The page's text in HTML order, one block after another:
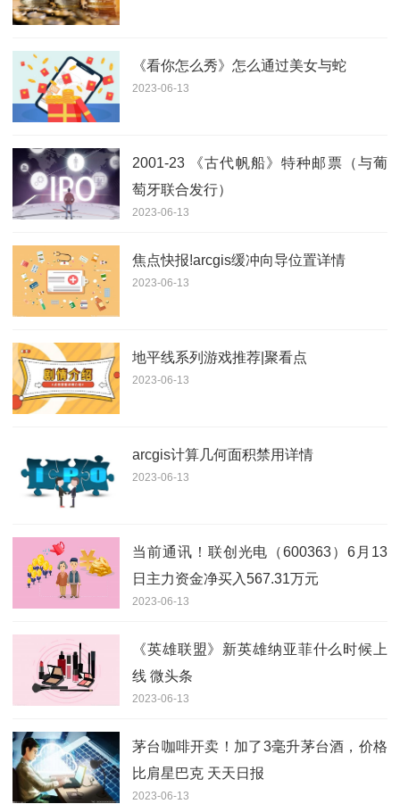
《看你怎么秀》怎么通过美女与蛇
2023-06-13
2001-23 《古代帆船》特种邮票（与葡
萄牙联合发行）
2023-06-13
焦点快报!arcgis缓冲向导位置详情
2023-06-13
地平线系列游戏推荐|聚看点
2023-06-13
arcgis计算几何面积禁用详情
2023-06-13
当前通讯！联创光电（600363）6月13
日主力资金净买入567.31万元
2023-06-13
《英雄联盟》新英雄纳亚菲什么时候上
线 微头条
2023-06-13
茅台咖啡开卖！加了3毫升茅台酒，价格
比肩星巴克 天天日报
2023-06-13